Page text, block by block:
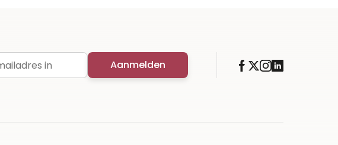
Aanmelden